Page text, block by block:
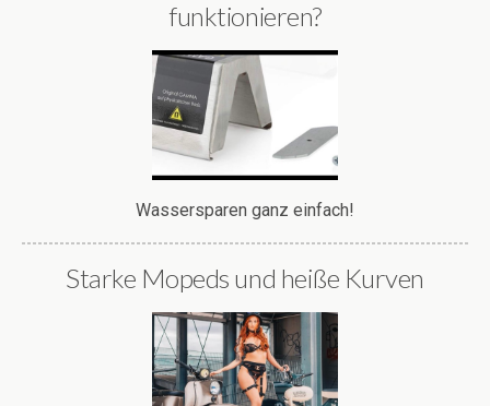
funktionieren?
Wassersparen ganz einfach!
Starke Mopeds und heiße Kurven